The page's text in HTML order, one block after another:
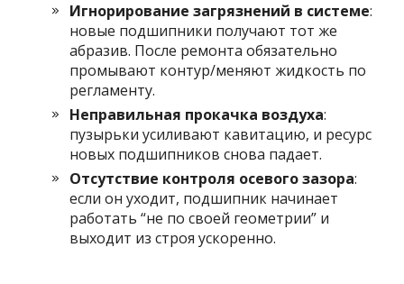
Игнорирование загрязнений в системе:
новые подшипники получают тот же
абразив. После ремонта обязательно
промывают контур/меняют жидкость по
регламенту.
Неправильная прокачка воздуха:
пузырьки усиливают кавитацию, и ресурс
новых подшипников снова падает.
Отсутствие контроля осевого зазора:
если он уходит, подшипник начинает
работать “не по своей геометрии” и
выходит из строя ускоренно.